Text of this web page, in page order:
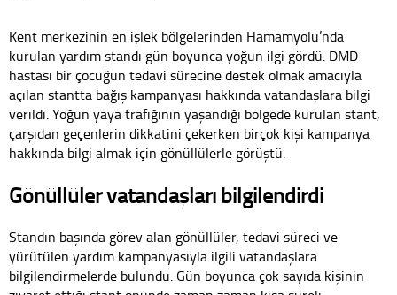
Kent merkezinin en işlek bölgelerinden Hamamyolu’nda
kurulan yardım standı gün boyunca yoğun ilgi gördü. DMD
hastası bir çocuğun tedavi sürecine destek olmak amacıyla
açılan stantta bağış kampanyası hakkında vatandaşlara bilgi
verildi. Yoğun yaya trafiğinin yaşandığı bölgede kurulan stant,
çarşıdan geçenlerin dikkatini çekerken birçok kişi kampanya
hakkında bilgi almak için gönüllülerle görüştü.
Gönüllüler vatandaşları bilgilendirdi
Standın başında görev alan gönüllüler, tedavi süreci ve
yürütülen yardım kampanyasıyla ilgili vatandaşlara
bilgilendirmelerde bulundu. Gün boyunca çok sayıda kişinin